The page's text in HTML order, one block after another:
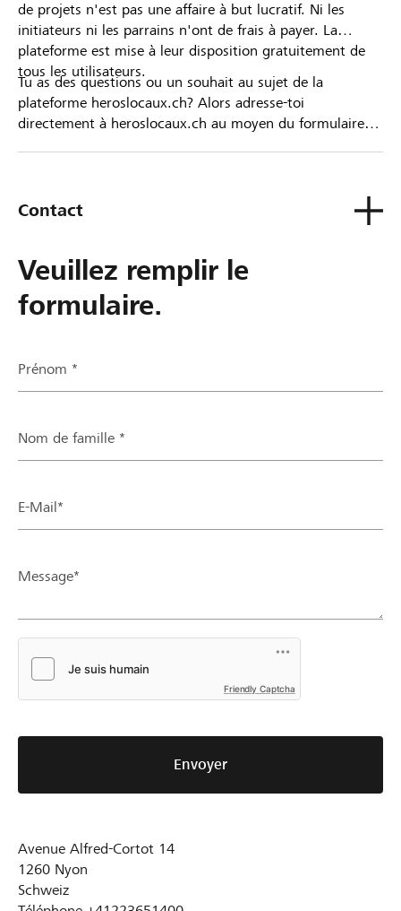
de projets n'est pas une affaire à but lucratif. Ni les
initiateurs ni les parrains n'ont de frais à payer. La
plateforme est mise à leur disposition gratuitement de
tous les utilisateurs.
Tu as des questions ou un souhait au sujet de la
plateforme heroslocaux.ch? Alors adresse-toi
directement à heroslocaux.ch au moyen du formulaire
Contact
Veuillez remplir le
formulaire.
Prénom *
Nom de famille *
E-Mail*
Message*
Friendly Captcha
Envoyer
Avenue Alfred-Cortot 14
1260 Nyon
Schweiz